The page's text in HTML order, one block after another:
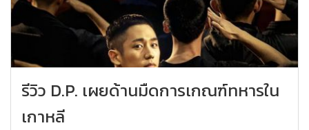
รีวิว D.P. เผยด้านมืดการเกณฑ์ทหารใน
เกาหลี